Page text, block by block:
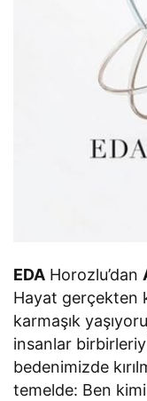
EDA Horozlu’dan
Hayat gerçekten
karmaşık
insanlar
bedenimizde
temelde: Ben